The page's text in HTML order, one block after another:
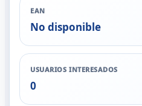
EAN
No disponible
USUARIOS INTERESADOS
0